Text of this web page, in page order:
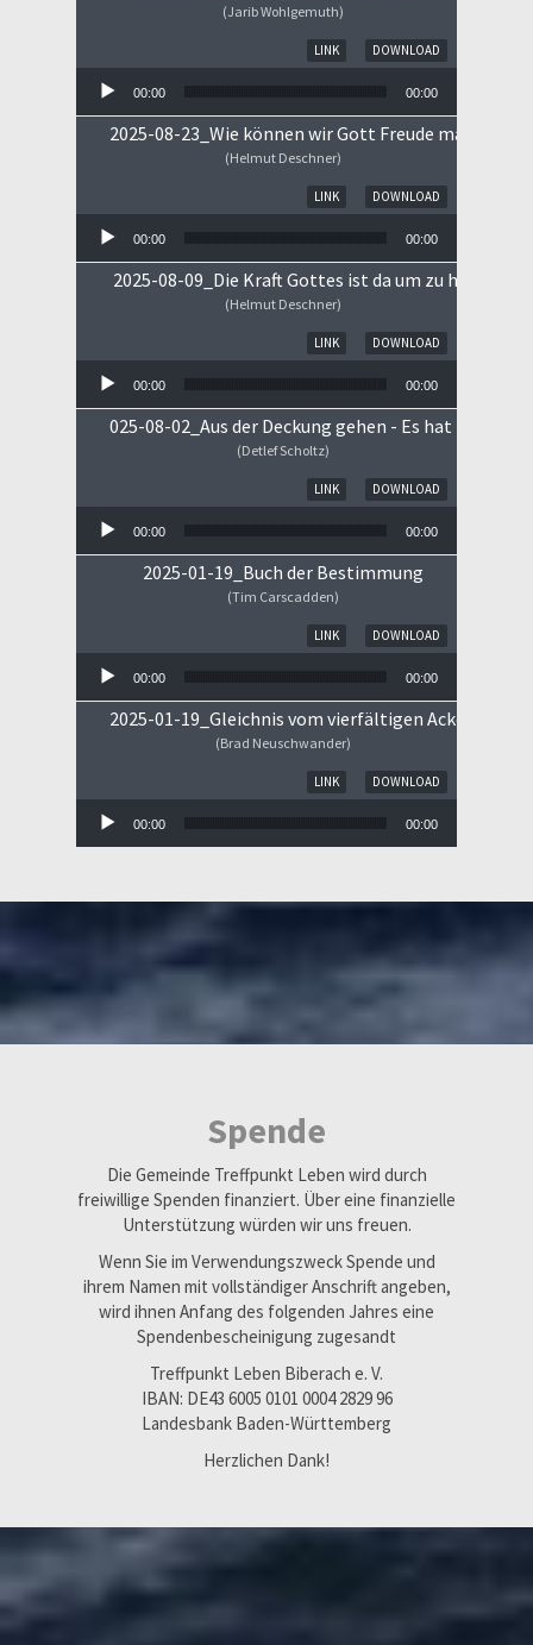
(Jarib Wohlgemuth)
DOWNLOAD
LINK
00:00 00:00
2025-08-23_Wie können wir Gott Freude machen
(Helmut Deschner)
DOWNLOAD
LINK
00:00 00:00
2025-08-09_Die Kraft Gottes ist da um zu heilen!
(Helmut Deschner)
DOWNLOAD
LINK
00:00 00:00
025-08-02_Aus der Deckung gehen - Es hat
(Detlef Scholtz)
DOWNLOAD
LINK
00:00 00:00
2025-01-19_Buch der Bestimmung
(Tim Carscadden)
DOWNLOAD
LINK
00:00 00:00
2025-01-19_Gleichnis vom vierfältigen Ackerboden
(Brad Neuschwander)
DOWNLOAD
LINK
00:00 00:00
Spende
Die Gemeinde Treffpunkt Leben wird durch
freiwillige Spenden finanziert. Über eine finanzielle
Unterstützung würden wir uns freuen.
Wenn Sie im Verwendungszweck Spende und
ihrem Namen mit vollständiger Anschrift angeben,
wird ihnen Anfang des folgenden Jahres eine
Spendenbescheinigung zugesandt
Treffpunkt Leben Biberach e. V.
IBAN: DE43 6005 0101 0004 2829 96
Landesbank Baden-Württemberg
Herzlichen Dank!